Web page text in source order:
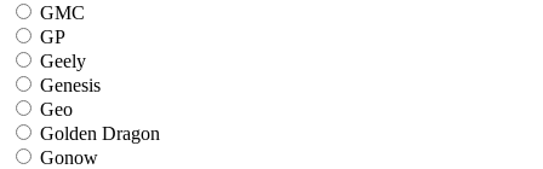
GMC
GP
Geely
Genesis
Geo
Golden Dragon
Gonow